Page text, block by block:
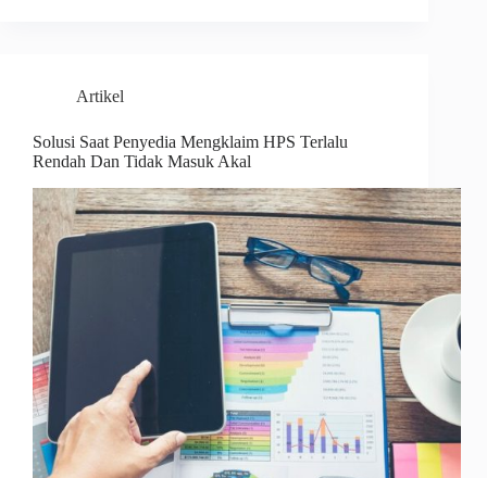
Artikel
Solusi Saat Penyedia Mengklaim HPS Terlalu
Rendah Dan Tidak Masuk Akal